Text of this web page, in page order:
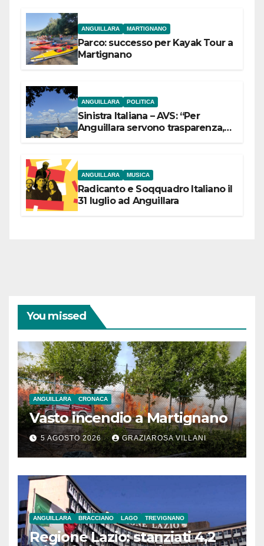
ANGUILLARA MARTIGNANO
Parco: successo per Kayak Tour a
Martignano
ANGUILLARA POLITICA
Sinistra Italiana – AVS: “Per
Anguillara servono trasparenza,
ANGUILLARA MUSICA
Radicanto e Soqquadro Italiano il
31 luglio ad Anguillara
You missed
ANGUILLARA CRONACA
Vasto incendio a Martignano
5 AGOSTO 2026 GRAZIAROSA VILLANI
ANGUILLARA BRACCIANO LAGO TREVIGNANO
Regione Lazio: stanziati 4,2